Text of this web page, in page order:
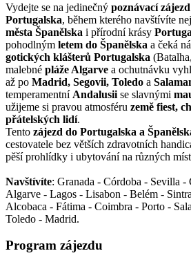
Vydejte se na jedinečný poznávací
Portugalska, během kterého navštívíte
města Španělska i přírodní krásy
pohodlným letem do Španělska a čeká
gotických klášterů Portugalska
malebné pláže Algarve a ochutnávku
až po Madrid, Segovii, Toledo a
temperamentní Andalusii se slavnými
užijeme si pravou atmosféru země fiest,
přátelských lidí.
Tento zájezd do Portugalska a
cestovatele bez větších zdravotních
pěší prohlídky i ubytování na různých
Navštívíte: Granada - Córdoba - Sevilla -
Algarve - Lagos - Lisabon - Belém -
Alcobaca - Fátima - Coimbra - Porto -
Toledo - Madrid.
Program zájezdu